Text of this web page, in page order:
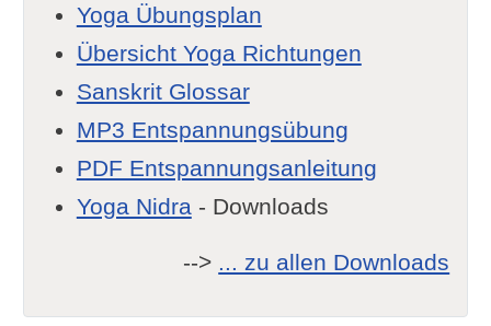
Yoga Übungsplan
Übersicht Yoga Richtungen
Sanskrit Glossar
MP3 Entspannungsübung
PDF Entspannungsanleitung
Yoga Nidra- Downloads
--> ... zu allen Downloads